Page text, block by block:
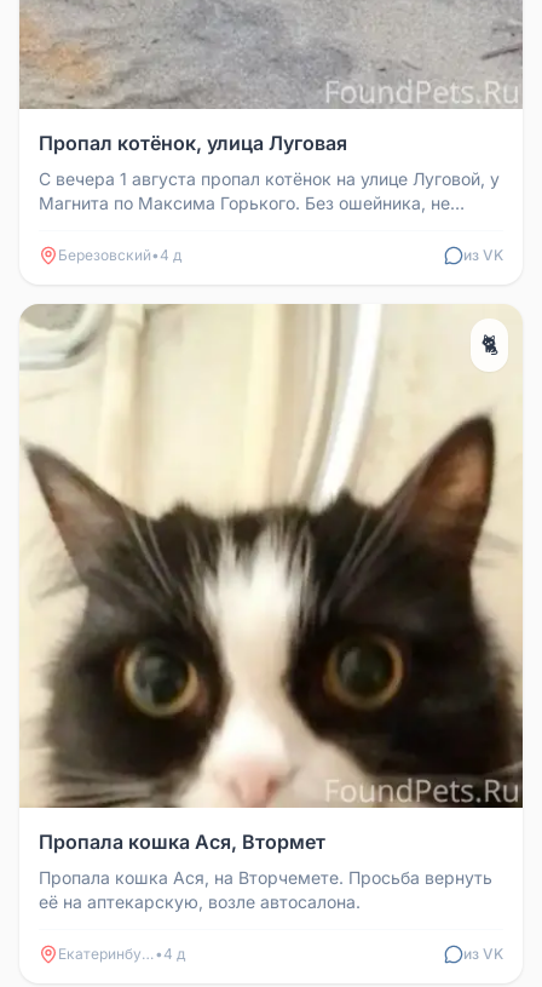
Пропал котёнок, улица Луговая
С вечера 1 августа пропал котёнок на улице Луговой, у
Магнита по Максима Горького. Без ошейника, не
Березовский•4 д из VK
🐈
Пропала кошка Ася, Втормет
Пропала кошка Ася, на Вторчемете. Просьба вернуть
её на аптекарскую, возле автосалона.
Екатеринбург •4 д из VK